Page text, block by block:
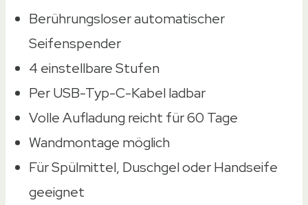
Berührungsloser automatischer
Seifenspender
4 einstellbare Stufen
Per USB-Typ-C-Kabel ladbar
Volle Aufladung reicht für 60 Tage
Wandmontage möglich
Für Spülmittel, Duschgel oder Handseife
geeignet